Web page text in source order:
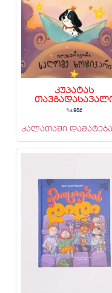
კუპატას
14.95₾
კალათაში დამატება